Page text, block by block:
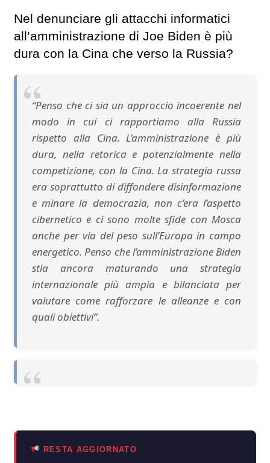
Nel denunciare gli attacchi informatici
all’amministrazione di Joe Biden è più
dura con la Cina che verso la Russia?
“Penso che ci sia un approccio incoerente nel
modo in cui ci rapportiamo alla Russia
rispetto alla Cina. L’amministrazione è più
dura, nella retorica e potenzialmente nella
competizione, con la Cina. La strategia russa
era soprattutto di diffondere disinformazione
e minare la democrazia, non c’era l’aspetto
cibernetico e ci sono molte sfide con Mosca
anche per via del peso sull’Europa in campo
energetico. Penso che l’amministrazione Biden
stia ancora maturando una strategia
internazionale più ampia e bilanciata per
valutare come rafforzare le alleanze e con
quali obiettivi”.
RESTA AGGIORNATO